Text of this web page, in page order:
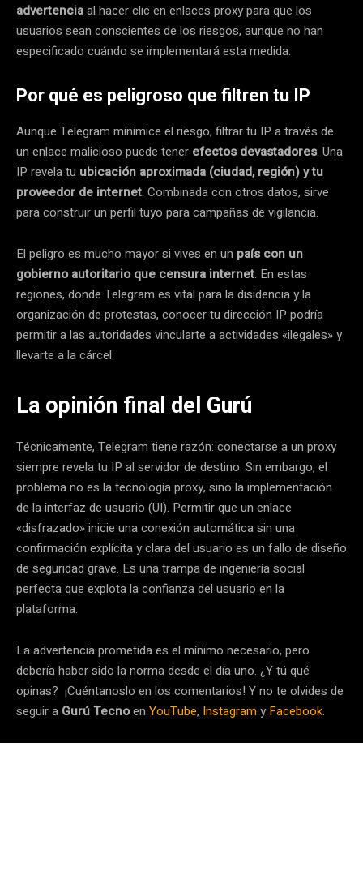
advertenciaal hacer clic en enlaces proxy para que los
usuarios sean conscientes de los riesgos, aunque no han
especificado cuándo se implementará esta medida.
Por qué es peligroso que filtren tu IP
Aunque Telegram minimice el riesgo, filtrar tu IP a través de
un enlace malicioso puede tener efectos devastadores. Una
IP revela tu ubicación aproximada (ciudad, región) y tu
proveedor de internet. Combinada con otros datos, sirve
para construir un perfil tuyo para campañas de vigilancia.
El peligro es mucho mayor si vives en un país con un
gobierno autoritario que censura internet. En estas
regiones, donde Telegram es vital para la disidencia y la
organización de protestas, conocer tu dirección IP podría
permitir a las autoridades vincularte a actividades «ilegales» y
llevarte a la cárcel.
La opinión final del Gurú
Técnicamente, Telegram tiene razón: conectarse a un proxy
siempre revela tu IP al servidor de destino. Sin embargo, el
problema no es la tecnología proxy, sino la implementación
de la interfaz de usuario (UI). Permitir que un enlace
«disfrazado» inicie una conexión automática sin una
confirmación explícita y clara del usuario es un fallo de diseño
de seguridad grave. Es una trampa de ingeniería social
perfecta que explota la confianza del usuario en la
plataforma.
La advertencia prometida es el mínimo necesario, pero
debería haber sido la norma desde el día uno. ¿Y tú qué
opinas? ¡Cuéntanoslo en los comentarios! Y no te olvides de
seguir a Gurú Tecnoen YouTube, Instagramy Facebook.